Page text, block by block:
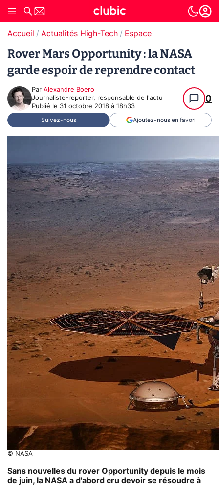
Accueil Actualités High-Tech Espace
Rover Mars Opportunity : la NASA
garde espoir de reprendre contact
Par Alexandre Boero
Journaliste-reporter, responsable de l'actu
Publié le 31 octobre 2018 à 18h33
0
Suivez-nous Ajoutez-nous en favori
© NASA
Sans nouvelles du rover Opportunity depuis le mois
de juin, la NASA a d'abord cru devoir se résoudre à